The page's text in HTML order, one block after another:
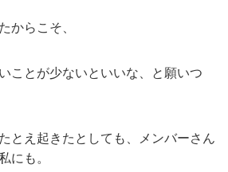
からこそ、
ことが少ないといいな、と願いつ
とえ起きたとしても、メンバーさん
にも。